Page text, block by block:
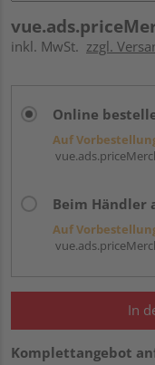
inkl. MwSt. zzgl.
Online
Auf
Beim Händler
Auf
In
Komplettangebot